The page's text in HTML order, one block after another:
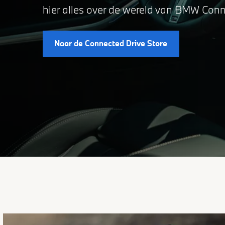
BMW i5 Touring
BMW i7
BMW M4 Coupé
BMW M4 Cabrio
BMW M8 Cabrio
BMW X4
hier alles over de wereld van BMW
Naar de Connected Drive Store